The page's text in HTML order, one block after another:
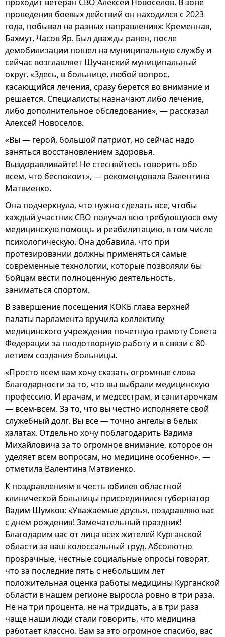
проведения боевых действий он находился с 2023
года, побывал на разных направлениях: Кременная,
Бахмут, Часов Яр. Был дважды ранен, после
демобилизации пошел на муниципальную службу и
сейчас возглавляет Щучанский муниципальный
округ. «Здесь, в больнице, любой вопрос,
касающийся лечения, сразу берется во внимание и
решается. Специалисты назначают либо лечение,
либо дополнительное обследование», — рассказал
Алексей Новоселов.
«Вы — герой, большой патриот, но сейчас надо
заняться восстановлением здоровья.
Выздоравливайте! Не стесняйтесь говорить обо
всем, что беспокоит», — рекомендовала Валентина
Матвиенко.
Она подчеркнула, что нужно сделать все, чтобы
каждый участник СВО получал всю требующуюся ему
медицинскую помощь и реабилитацию, в том числе
психологическую. Она добавила, что при
протезировании должны применяться самые
современные технологии, которые позволяли бы
бойцам вести полноценную деятельность,
заниматься спортом.
В завершение посещения КОКБ глава верхней
палаты парламента вручила коллективу
медицинского учреждения почетную грамоту Совета
Федерации за плодотворную работу и в связи с 80-
летием создания больницы.
«Просто всем вам хочу сказать огромные слова
благодарности за то, что вы выбрали медицинскую
профессию. И врачам, и медсестрам, и санитарочкам
— всем-всем. За то, что вы честно исполняете свой
служебный долг. Вы все — точно ангелы в белых
халатах. Отдельно хочу поблагодарить Вадима
Михайловича за то огромное внимание, которое он
уделяет всем вопросам, но медицине особенно», —
отметила Валентина Матвиенко.
К поздравлениям в честь юбилея областной
клинической больницы присоединился губернатор
Вадим Шумков: «Уважаемые друзья, поздравляю вас
с днем рождения! Замечательный праздник!
Благодарим вас от лица всех жителей Курганской
области за ваш колоссальный труд. Абсолютно
прозрачные, честные социальные опросы говорят,
что за последние пять с небольшим лет
положительная оценка работы медицины Курганской
области в нашем регионе выросла ровно в три раза.
Не на три процента, не на тридцать, а в три раза
чаще наши люди стали говорить, что медицина
работает классно. Вам за это огромное спасибо, вас